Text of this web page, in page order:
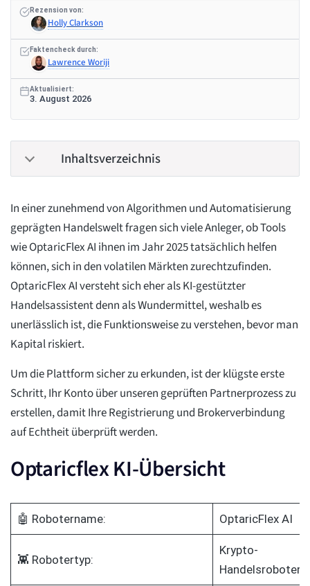
Rezension von:
Holly Clarkson
Faktencheck durch:
Lawrence Woriji
Aktualisiert:
3. August 2026
Inhaltsverzeichnis
In einer zunehmend von Algorithmen und Automatisierung
geprägten Handelswelt fragen sich viele Anleger, ob Tools
wie OptaricFlex AI ihnen im Jahr 2025 tatsächlich helfen
können, sich in den volatilen Märkten zurechtzufinden.
OptaricFlex AI versteht sich eher als KI-gestützter
Handelsassistent denn als Wundermittel, weshalb es
unerlässlich ist, die Funktionsweise zu verstehen, bevor man
Kapital riskiert.
Um die Plattform sicher zu erkunden, ist der klügste erste
Schritt, Ihr Konto über unseren geprüften Partnerprozess zu
erstellen, damit Ihre Registrierung und Brokerverbindung
auf Echtheit überprüft werden.
Optaricflex KI-Übersicht
🤖 Robotername: OptaricFlex AI
👾 Robotertyp:
Krypto-
Handelsroboter